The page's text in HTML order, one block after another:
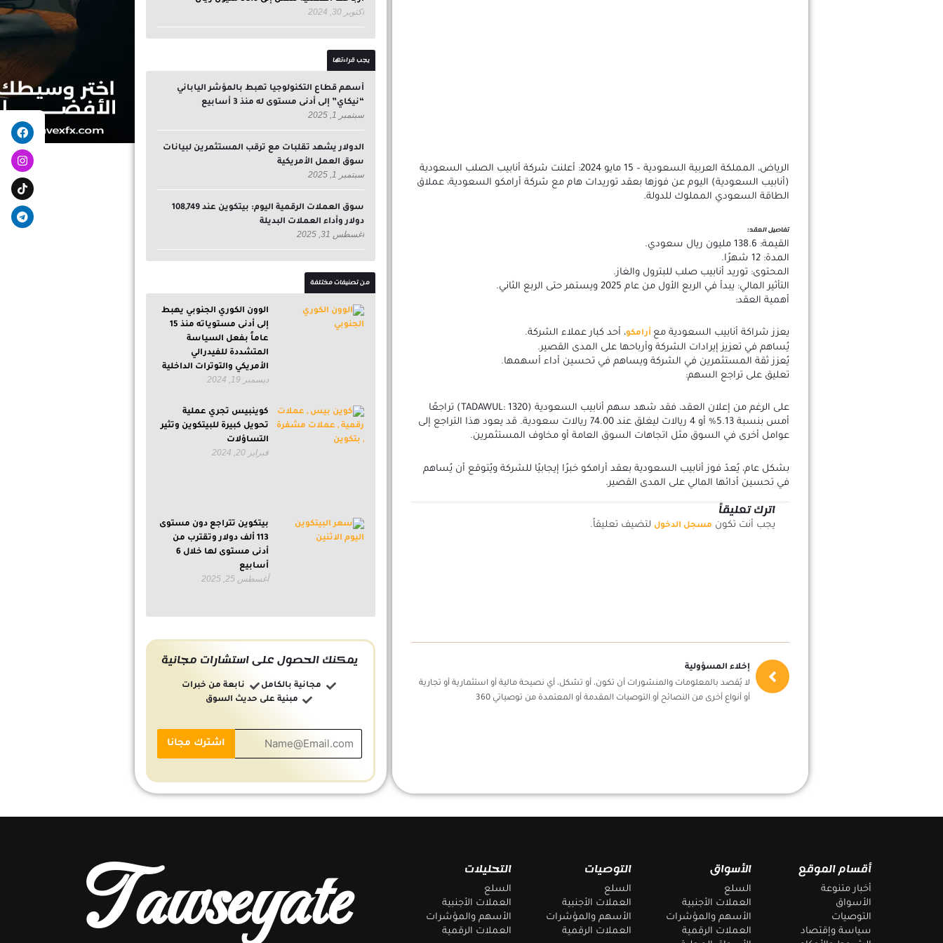
الرياض، المملكة العربية السعودية – 15 مايو 2024: أعلنت شركة أنابيب الصلب السعودية
(أنابيب السعودية) اليوم عن فوزها بعقد توريدات هام مع شركة أرامكو السعودية، عملاق
الطاقة السعودي المملوك للدولة.
تفاصيل العقد:
القيمة: 138.6 مليون ريال سعودي.
المدة: 12 شهرًا.
المحتوى: توريد أنابيب صلب للبترول والغاز.
التأثير المالي: يبدأ في الربع الأول من عام 2025 ويستمر حتى الربع الثاني.
أهمية العقد:
يعزز شراكة أنابيب السعودية مع أرامكو، أحد كبار عملاء الشركة.
يُساهم في تعزيز إيرادات الشركة وأرباحها على المدى القصير.
يُعزز ثقة المستثمرين في الشركة ويساهم في تحسين أداء أسهمها.
تعليق على تراجع السهم:
على الرغم من إعلان العقد، فقد شهد سهم أنابيب السعودية (TADAWUL: 1320) تراجعًا
أمس بنسبة 5.13% أو 4 ريالات ليغلق عند 74.00 ريالات سعودية. قد يعود هذا التراجع إلى
عوامل أخرى في السوق مثل اتجاهات السوق العامة أو مخاوف المستثمرين.
بشكل عام، يُعدّ فوز أنابيب السعودية بعقد أرامكو خبرًا إيجابيًا للشركة ويُتوقع أن يُساهم
في تحسين أدائها المالي على المدى القصير.
اترك تعليقاً
يجب أنت تكون مسجل الدخول لتضيف تعليقاً.
إخلاء المسؤولية
لا يُقصد بالمعلومات والمنشورات أن تكون، أو تشكل، أي نصيحة مالية أو استثمارية أو تجارية
أو أنواع أخرى من النصائح أو التوصيات المقدمة أو المعتمدة من توصياتي 360
أكتوبر 30, 2024
يجب قراءتها
أسهم قطاع التكنولوجيا تهبط بالمؤشر الياباني
“نيكاي” إلى أدنى مستوى له منذ 3 أسابيع
سبتمبر 1, 2025
الدولار يشهد تقلبات مع ترقب المستثمرين لبيانات
سوق العمل الأمريكية
سبتمبر 1, 2025
سوق العملات الرقمية اليوم: بيتكوين عند 108,749
دولار وأداء العملات البديلة
أغسطس 31, 2025
من تصنيفات مختلفة
الوون الكوري الجنوبي يهبط
إلى أدنى مستوياته منذ 15
عاماً بفعل السياسة
المتشددة للفيدرالي
الأمريكي والتوترات الداخلية
ديسمبر 19, 2024
كوينبيس تجري عملية
تحويل كبيرة للبيتكوين وتثير
التساؤلات
فبراير 20, 2024
بيتكوين تتراجع دون مستوى
113 ألف دولار وتقترب من
أدنى مستوى لها خلال 6
أسابيع
أغسطس 25, 2025
يمكنك الحصول على استشارات مجانية
مجانية بالكامل
نابعة من خبرات
مبنية على حديث السوق
أقسام الموقع
أخبار متنوعة
الأسواق
التوصيات
سياسة وإقتصاد
الأسواق
السلع
العملات الأجنبية
الأسهم والمؤشرات
العملات الرقمية
التوصيات
السلع
العملات الأجنبية
الأسهم والمؤشرات
العملات الرقمية
التحليلات
السلع
العملات الأجنبية
الأسهم والمؤشرات
العملات الرقمية
Tawseyate